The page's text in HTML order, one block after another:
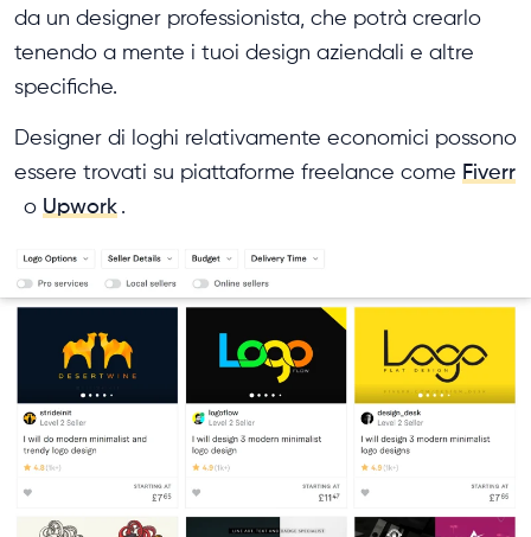
da un designer professionista, che potrà crearlo
tenendo a mente i tuoi design aziendali e altre
specifiche.
Designer di loghi relativamente economici possono
essere trovati su piattaforme freelance come Fiverr
o Upwork .